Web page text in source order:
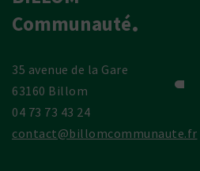
Communauté
35 avenue de la Gare
63160 Billom
04 73 73 43 24
contact@billomcommunaute.fr